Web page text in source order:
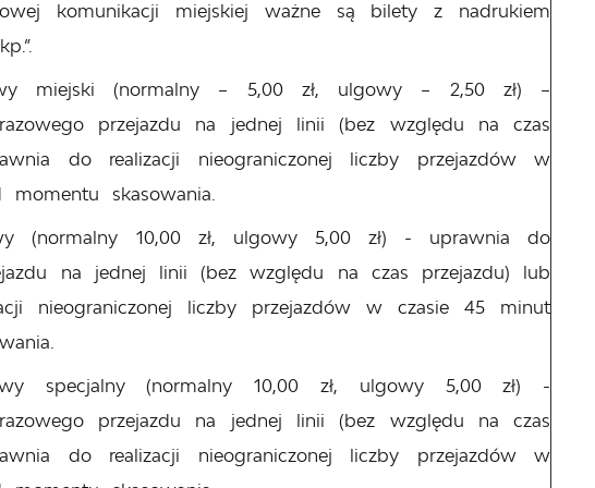
komunikacji miejskiej ważne są bilety z nadrukiem
miejski (normalny – 5,00 zł, ulgowy – 2,50 zł) –
przejazdu na jednej linii (bez względu na czas
do realizacji nieograniczonej liczby przejazdów w
skasowania.
(normalny 10,00 zł, ulgowy 5,00 zł) - uprawnia do
na jednej linii (bez względu na czas przejazdu) lub
nieograniczonej liczby przejazdów w czasie 45 minut
specjalny (normalny 10,00 zł, ulgowy 5,00 zł) -
przejazdu na jednej linii (bez względu na czas
do realizacji nieograniczonej liczby przejazdów w